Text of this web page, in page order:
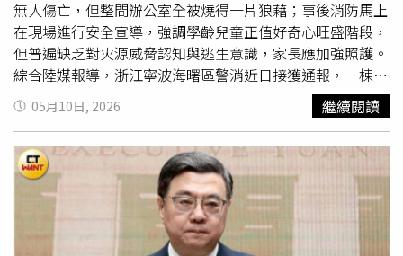
政府不得不防的兩大後果李同榮進一步提出警告，當前股市
投資氛圍已逐漸接近過熱階段，若指數衝上了4萬5千點，就
正考驗「擦鞋童理論」是否失靈，他同時點出投資退場關鍵
甜蜜點：*當股市站上3萬點，可說是「獲利七分飽」*3萬5
千點，市場是「八分飽」，應該最安全的退場甜蜜點*上了4
萬點，近「九分飽」*衝4萬5千點，已「十分飽」*再衝5萬
點，恐會「超飽吐回來」全民瘋股，5段飽足警戒線。（圖
／李同榮提供）當全民瘋股、甚至連購屋剛需都「棄房投
股」，連小白也瘋狂時，市場往往已進入高危險區，「戒之
在貪」才能保泰平安。這種瘋股現象若持續發酵，未來恐出
現政府意想不到的兩種結果：（一）股房雙崩引發金融風
暴/股市爆衝後崩盤，房市跟著遭殃當市場從投資變成全民
無人傷亡，但整間辦公室全被燒得一片狼藉；事後消防馬上
在現場進行安全宣導，強調學齡兒童正值好奇心旺盛階段，
但普遍缺乏對火源威脅認知與逃生意識，家長應加強照護。
綜合陸媒報導，浙江寧波海曙區警消近日接獲通報，一棟辦
公大樓的3樓辦公室發生火警，現場一度濃煙密布，所幸在
消防人員抵達現場，迅速佈線灌救，在10分鐘內徹底消滅殘
火。經調查，火災發生時，一名12歲男童獨自在辦公室內玩
耍，一時好奇用打火機點燃紙巾，燃燒的火星不慎飄落至辦
公桌旁堆放的雜物區，隨即引發熊熊大火。男童見狀驚慌逃
出並告知家長，員工急忙通報，並嘗試動用滅火器進行初步
壓制，才成功阻止火勢向廠房其他區域蔓延。火災後，消防
員特別在現場開設「火場小課堂」，向在場員工與家長進行
05月10日, 2026 繼續閱讀